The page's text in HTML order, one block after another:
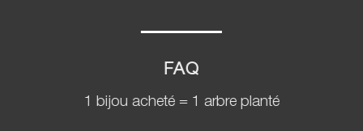
FAQ
1 bijou acheté = 1 arbre planté